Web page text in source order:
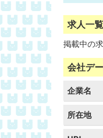
求人一覧
掲載中の
会社デ
企業名
所在地